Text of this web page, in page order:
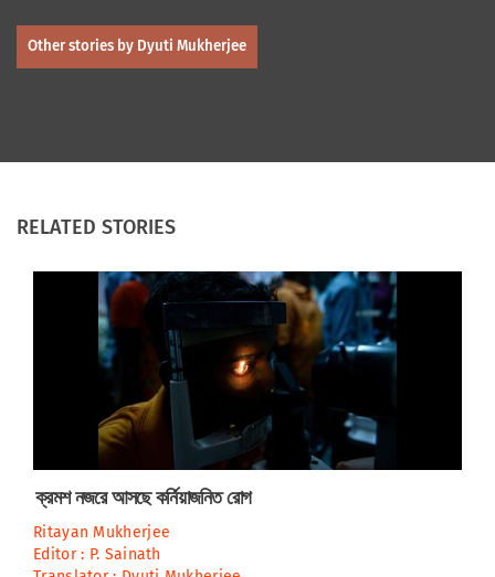
Other stories by Dyuti Mukherjee
RELATED STORIES
ক্রমশ নজরে আসছে কর্নিয়াজনিত রোগ
Ritayan Mukherjee
Editor : P. Sainath